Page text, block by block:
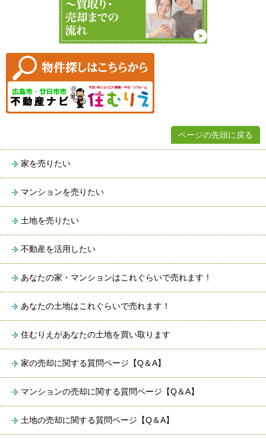
ページの先頭に戻る
家を売りたい
マンションを売りたい
土地を売りたい
不動産を活用したい
あなたの家・マンションはこれぐらいで売れます！
あなたの土地はこれぐらいで売れます！
住むりえがあなたの土地を買い取ります
家の売却に関する質問ページ【Q＆A】
マンションの売却に関する質問ページ【Q＆A】
土地の売却に関する質問ページ【Q＆A】